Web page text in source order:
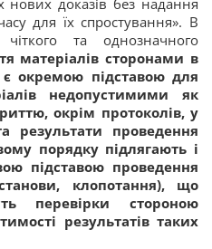
для їх спростування». В
та однозначного
матеріалів сторонами в
окремою підставою для
недопустимими як
окрім протоколів, у
результати проведення
порядку підлягають і
підставою проведення
клопотання), що
перевірки стороною
результатів таких